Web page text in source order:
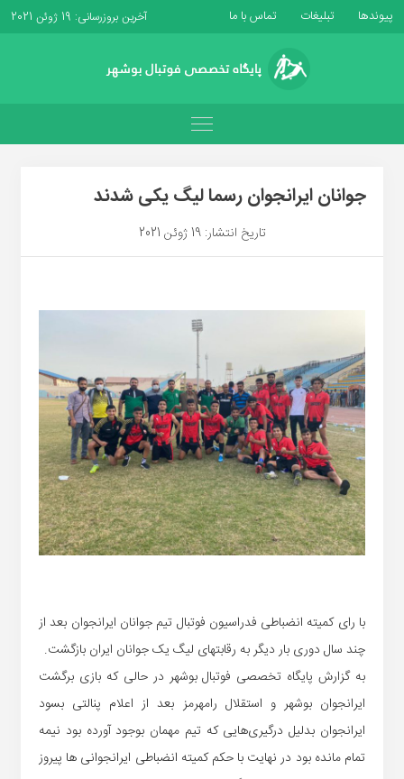
پیوندها تبلیغات تماس با ما آخرین بروزرسانی: 19 ژوئن 2021
جوانان ایرانجوان رسما لیگ یکی شدند
تاریخ انتشار: 19 ژوئن 2021
با رای کمیته انضباطی فدراسیون فوتبال تیم جوانان ایرانجوان بعد از
چند سال دوری بار دیگر به رقابتهای لیگ یک جوانان ایران بازگشت.
به گزارش پایگاه تخصصی فوتبال بوشهر در حالی که بازی برگشت
ایرانجوان بوشهر و استقلال رامهرمز بعد از اعلام پنالتی بسود
ایرانجوان بدلیل درگیری‌هایی که تیم مهمان بوجود آورده بود نیمه
تمام مانده بود در نهایت با حکم کمیته انضباطی ایرانجوانی ها پیروز